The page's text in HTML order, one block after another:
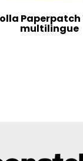
Paperpatch
multilingue